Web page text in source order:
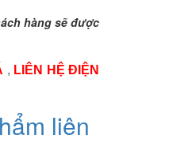
hàng sẽ được
, LIÊN HỆ ĐIỆN
liên